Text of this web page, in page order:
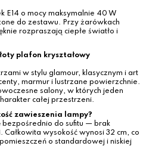
E14 o mocy maksymalnie 40 W
do zestawu. Przy żarówkach
rozpraszają ciepłe światło i
plafon kryształowy
w stylu glamour, klasycznym i art
marmur i lustrzane powierzchnie.
salony, w których jeden
całej przestrzeni.
zawieszenia lampy?
bezpośrednio do sufitu — brak
wysokość wynosi 32 cm, co
o standardowej i niskiej